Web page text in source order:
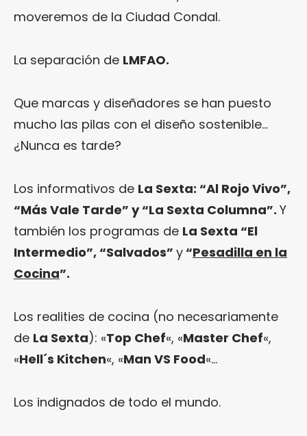
moveremos de la Ciudad Condal.
La separación de LMFAO.
Que marcas y diseñadores se han puesto
mucho las pilas con el diseño sostenible…
¿Nunca es tarde?
Los informativos de La Sexta: “Al Rojo Vivo”,
“Más Vale Tarde” y “La Sexta Columna”. Y
también los programas de La Sexta “El
Intermedio”, “Salvados” y“Pesadilla en la
Cocina”.
Los realities de cocina (no necesariamente
de La Sexta): «Top Chef«, «Master Chef«,
«Hell´s Kitchen«, «Man VS Food«…
Los indignados de todo el mundo.